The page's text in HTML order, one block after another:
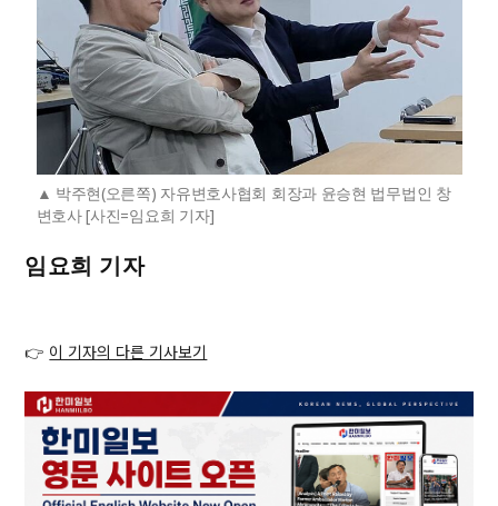
박주현(오른쪽) 자유변호사협회 회장과 윤승현 법무법인 창
변호사 [사진=임요희 기자]
임요희 기자
👉 이 기자의 다른 기사보기